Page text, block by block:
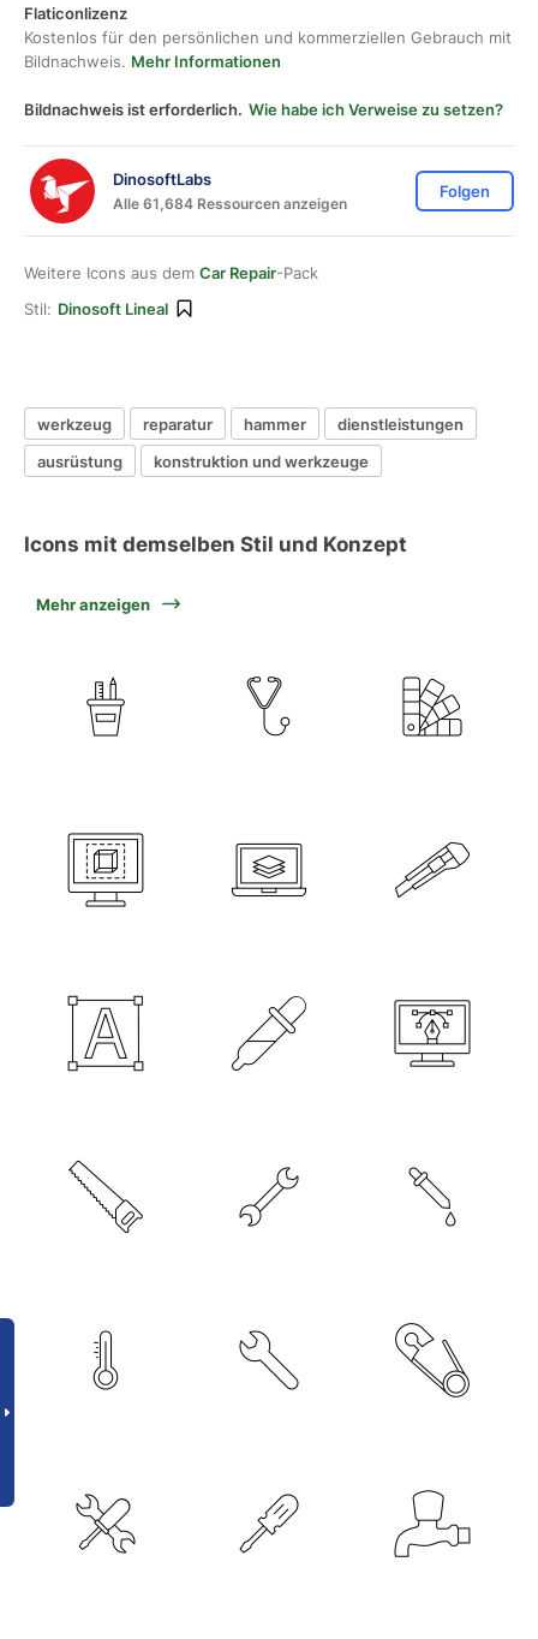
Flaticonlizenz
Kostenlos für den persönlichen und kommerziellen Gebrauch mit
Bildnachweis. Mehr Informationen
Bildnachweis ist erforderlich. Wie habe ich Verweise zu setzen?
DinosoftLabs
Alle 61,684 Ressourcen anzeigen
Folgen
Weitere Icons aus dem Car Repair-Pack
Stil: Dinosoft Lineal
werkzeug reparatur hammer
dienstleistungen
ausrüstung
konstruktion und werkzeuge
Icons mit demselben Stil und Konzept
Mehr anzeigen